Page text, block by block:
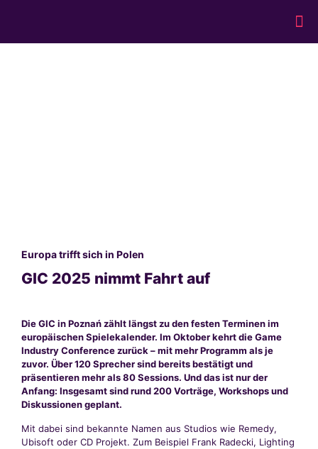
Europa trifft sich in Polen
GIC 2025 nimmt Fahrt auf
Die GIC in Poznań zählt längst zu den festen Terminen im
europäischen Spielekalender. Im Oktober kehrt die Game
Industry Conference zurück – mit mehr Programm als je
zuvor. Über 120 Sprecher sind bereits bestätigt und
präsentieren mehr als 80 Sessions. Und das ist nur der
Anfang: Insgesamt sind rund 200 Vorträge, Workshops und
Diskussionen geplant.
Mit dabei sind bekannte Namen aus Studios wie Remedy,
Ubisoft oder CD Projekt. Zum Beispiel Frank Radecki, Lighting